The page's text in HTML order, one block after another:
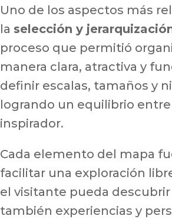
Uno de los aspectos más
la selección y
proceso que permitió
manera clara, atractiva y
definir escalas, tamaños y
logrando un equilibrio
inspirador.
Cada elemento del mapa
facilitar una exploración
el visitante pueda
también experiencias y